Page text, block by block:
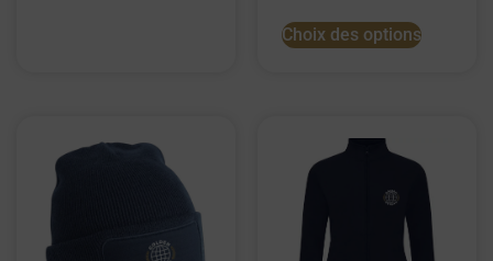
Choix des options